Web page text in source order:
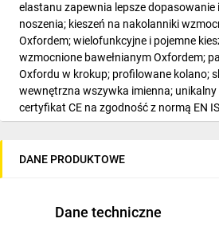
elastanu zapewnia lepsze dopasowanie
noszenia; kieszeń na nakolanniki
Oxfordem; wielofunkcyjne i pojemne
wzmocnione bawełnianym Oxfordem;
Oxfordu w krokup; profilowane kolano;
wewnętrzna wszywka imienna; unikalny
certyfikat CE na zgodność z normą EN
DANE PRODUKTOWE
Dane techniczne